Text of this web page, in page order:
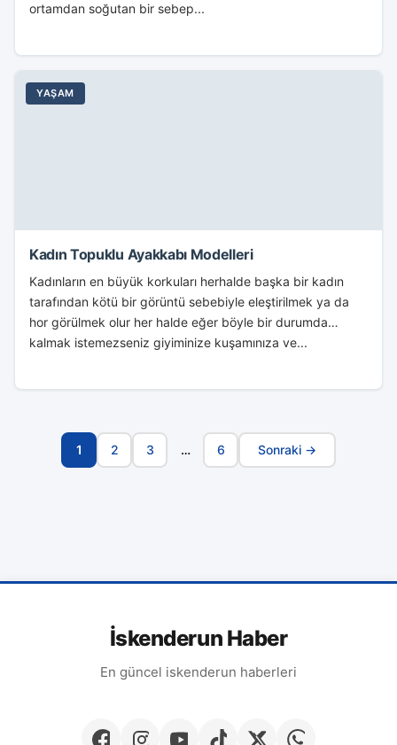
ortamdan soğutan bir sebep...
YAŞAM
Kadın Topuklu Ayakkabı Modelleri
Kadınların en büyük korkuları herhalde başka bir kadın
tarafından kötü bir görüntü sebebiyle eleştirilmek ya da
hor görülmek olur her halde eğer böyle bir durumda
kalmak istemezseniz giyiminize kuşamınıza ve...
Sayfa
1 2 3 … 6 Sonraki →
İskenderun Haber
En güncel iskenderun haberleri